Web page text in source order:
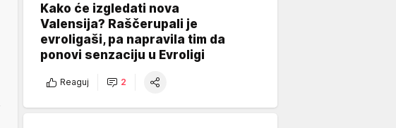
Kako će izgledati nova
Valensija? Raščerupali je
evroligaši, pa napravila tim da
ponovi senzaciju u Evroligi
Reaguj 2